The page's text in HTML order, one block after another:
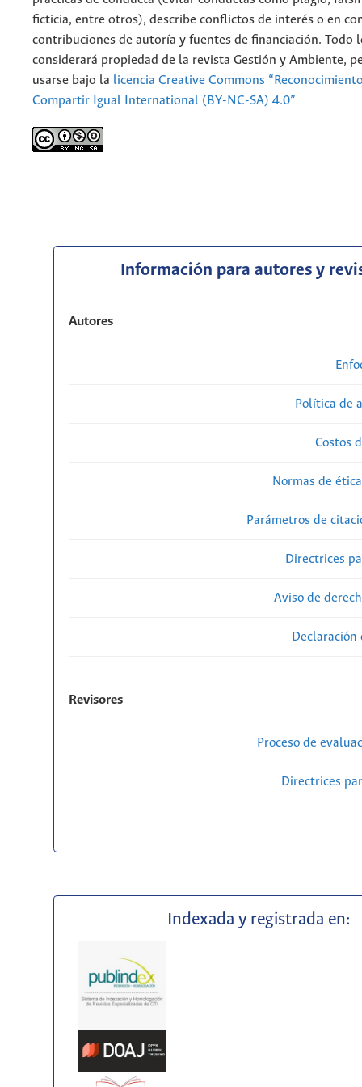
ficticia, entre otros), describe conflictos de interés o en
contribuciones de autoría y fuentes de financiación. Todo
considerará propiedad de la revista Gestión y Ambiente,
usarse bajo la licencia Creative Commons
Compartir Igual International (BY-NC-SA) 4.0”
Información para autores y
Autores
Política de
Costos
Normas de
Parámetros de
Directrices
Aviso de
Revisores
Proceso de
Directrices
Indexada y registrada en: